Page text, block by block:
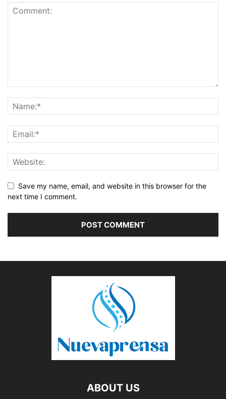
Save my name, email, and website in this browser for the
next time I comment.
ABOUT US